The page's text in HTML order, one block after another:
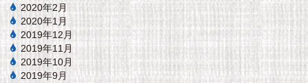
2020年2月
2020年1月
2019年12月
2019年11月
2019年10月
2019年9月